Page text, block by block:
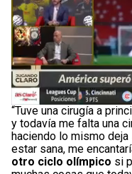
“Tuve una cirugía a
y todavía me falta una
haciendo lo mismo
estar sana, me
otro ciclo olímpico si